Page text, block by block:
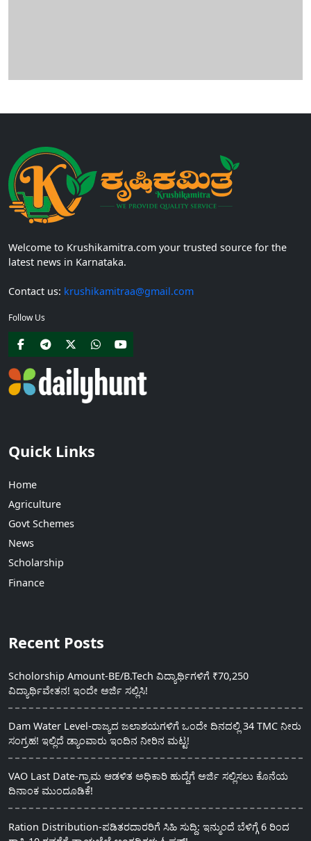
Welcome to Krushikamitra.com your trusted source for the
latest news in Karnataka.
Contact us: krushikamitraa@gmail.com
Follow Us
Quick Links
Home
Agriculture
Govt Schemes
News
Scholarship
Finance
Recent Posts
Scholorship Amount-BE/B.Tech ವಿದ್ಯಾರ್ಥಿಗಳಿಗೆ ₹70,250
ವಿದ್ಯಾರ್ಥಿವೇತನ! ಇಂದೇ ಅರ್ಜಿ ಸಲ್ಲಿಸಿ!
Dam Water Level-ರಾಜ್ಯದ ಜಲಾಶಯಗಳಿಗೆ ಒಂದೇ ದಿನದಲ್ಲಿ 34 TMC ನೀರು
ಸಂಗ್ರಹ! ಇಲ್ಲಿದೆ ಡ್ಯಾಂವಾರು ಇಂದಿನ ನೀರಿನ ಮಟ್ಟ!
VAO Last Date-ಗ್ರಾಮ ಆಡಳಿತ ಅಧಿಕಾರಿ ಹುದ್ದೆಗೆ ಅರ್ಜಿ ಸಲ್ಲಿಸಲು ಕೊನೆಯ
ದಿನಾಂಕ ಮುಂದೂಡಿಕೆ!
Ration Distribution-ಪಡಿತರದಾರರಿಗೆ ಸಿಹಿ ಸುದ್ದಿ: ಇನ್ಮುಂದೆ ಬೆಳಿಗ್ಗೆ 6 ರಿಂದ